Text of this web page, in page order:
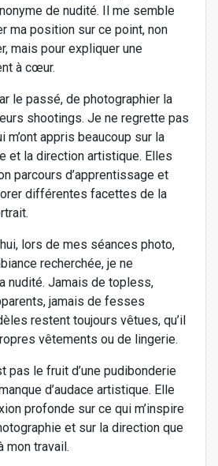
de nudité. Il me semble
ma position sur ce point, non
mais pour expliquer une
à cœur.
le passé, de photographier la
shootings. Je ne regrette pas
appris beaucoup sur la
et la direction artistique. Elles
parcours d’apprentissage et
différentes facettes de la
lors de mes séances photo,
recherchée, je ne
nudité. Jamais de topless,
jamais de fesses
restent toujours vêtues, qu’il
vêtements ou de lingerie.
pas le fruit d’une pudibonderie
d’audace artistique. Elle
profonde sur ce qui m’inspire
et sur la direction que
mon travail.